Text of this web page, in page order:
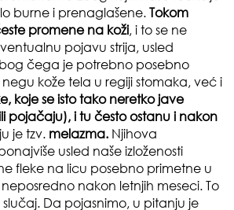
burne i prenaglašene. Tokom
promene na koži, i to se ne
pojavu strija, usled
čega je potrebno posebno
kože tela u regiji stomaka, već i
koje se isto tako neretko jave
pojačaju), i tu često ostanu i nakon
je tzv. melazma. Njihova
usled naše izloženosti
fleke na licu posebno primetne u
nakon letnjih meseci. To
Da pojasnimo, u pitanju je